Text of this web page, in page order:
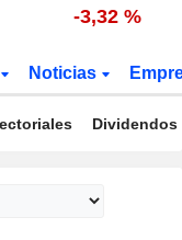
-3,32 %
Noticias